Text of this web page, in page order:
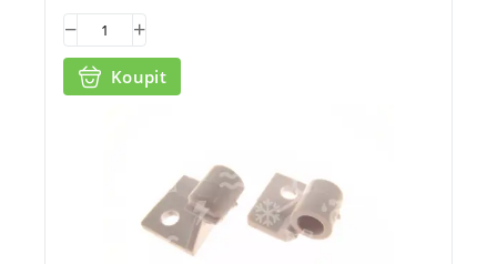
Koupit